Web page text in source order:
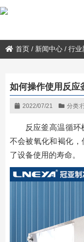
首页 / 新闻中心 /行业
如何操作使用反应
2022/07/21 分类:
反应釜高温循
不会被氧化和褐化
了设备使用的寿命。